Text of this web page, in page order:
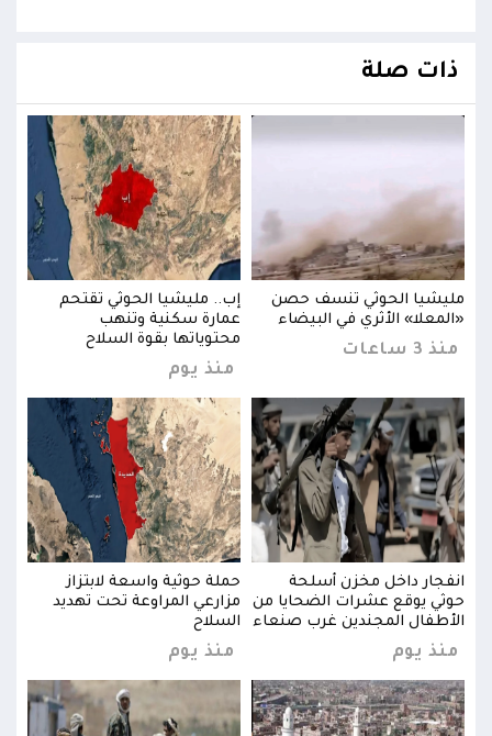
ذات صلة
مليشيا الحوثي تنسف حصن
«المعلا» الأثري في البيضاء
منذ 3 ساعات
إب.. مليشيا الحوثي تقتحم
عمارة سكنية وتنهب
محتوياتها بقوة السلاح
منذ يوم
انفجار داخل مخزن أسلحة
حوثي يوقع عشرات الضحايا من
الأطفال المجندين غرب صنعاء
منذ يوم
حملة حوثية واسعة لابتزاز
مزارعي المراوعة تحت تهديد
السلاح
منذ يوم